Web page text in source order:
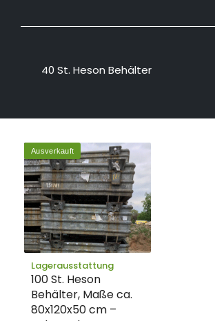
40 St. Heson Behälter
Ausverkauft
Lagerausstattung
100 St. Heson
Behälter, Maße ca.
80x120x50 cm –